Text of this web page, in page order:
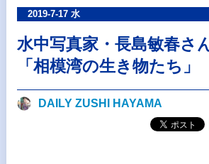
2019-7-17 水
水中写真家・長島敏春さ
「相模湾の生き物たち」
DAILY ZUSHI HAYAMA